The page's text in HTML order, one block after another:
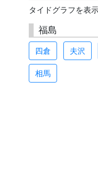
タイドグラフを表
福島
四倉 夫沢
相馬